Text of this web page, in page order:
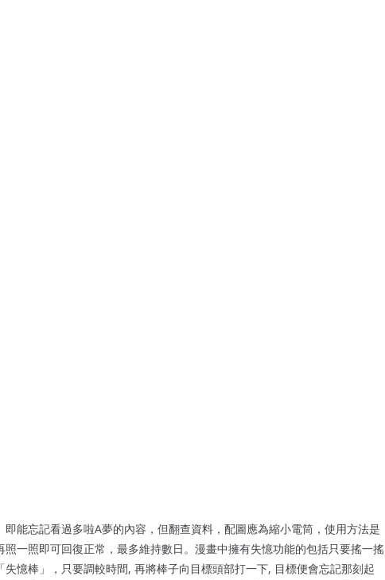
能忘記看過多啦A夢的內容，但翻查資料，配圖應為縮小電筒，使用方法是
一照即可回復正常，最多維持數日。漫畫中擁有失憶功能的包括只要搖一搖
憶棒」，只要調較時間, 再將棒子向目標頭部打一下, 目標便會忘記那刻起